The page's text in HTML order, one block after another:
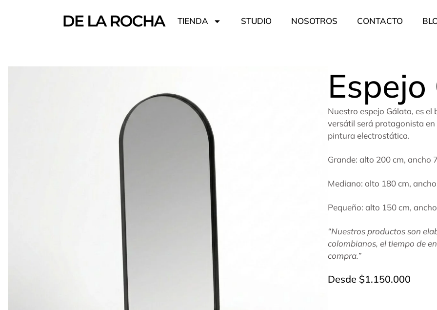
TIENDA STUDIO NOSOTROS CONTACTO
Nuestro espejo Gálata, es
versátil será protagonista
pintura electrostática.
Grande: alto 200 cm, ancho
Mediano: alto 180 cm,
Pequeño: alto 150 cm,
“Nuestros productos son
colombianos, el tiempo de
compra.”
Desde $1.150.000